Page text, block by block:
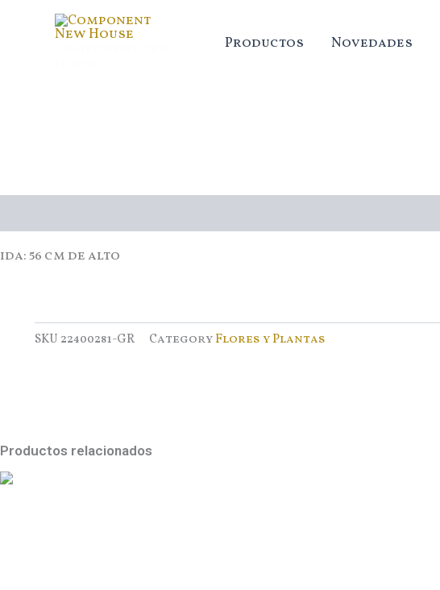
Productos Novedades
56 cm de alto
SKU 22400281-GR CategoryFlores y Plantas
Productos relacionados